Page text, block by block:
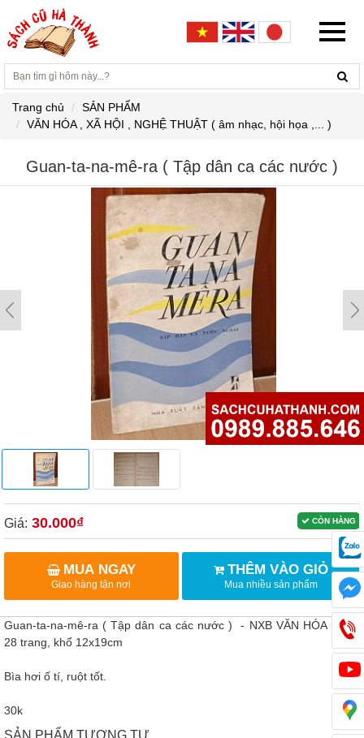
Trang chủ
SẢN PHẨM
VĂN HÓA , XÃ HỘI , NGHỆ THUẬT ( âm nhạc, hội họa ,... )
Guan-ta-na-mê-ra ( Tập dân ca các nước )
CÒN HÀNG
Giá: 30.000₫
MUA NGAY
Giao hàng tận nơi
THÊM VÀO GIỎ
Mua nhiều sản phẩm
Guan-ta-na-mê-ra ( Tập dân ca các nước ) - NXB VĂN HÓA 1979,
28 trang, khổ 12x19cm
Bìa hơi ố tí, ruột tốt.
30k